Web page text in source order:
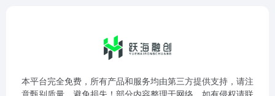
本平台完全免费，所有产品和服务均由第三方提供支持，请注
意甄别质量，避免损失！部分内容整理于网络，如有侵权请联